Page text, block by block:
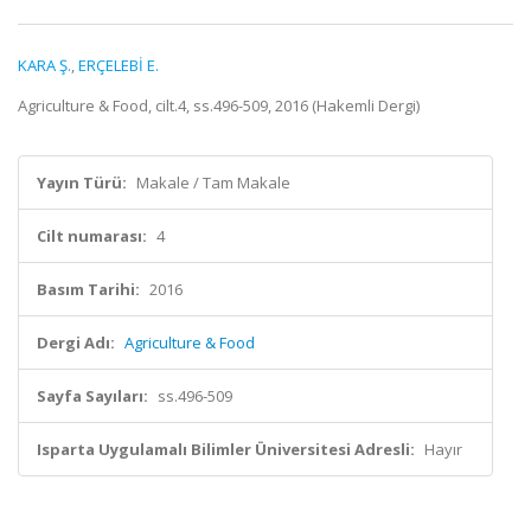
KARA Ş.,ERÇELEBİ E.
Agriculture & Food, cilt.4, ss.496-509, 2016 (Hakemli Dergi)
Yayın Türü: Makale / Tam Makale
Cilt numarası: 4
Basım Tarihi: 2016
Dergi Adı: Agriculture & Food
Sayfa Sayıları: ss.496-509
Isparta Uygulamalı Bilimler Üniversitesi Adresli: Hayır